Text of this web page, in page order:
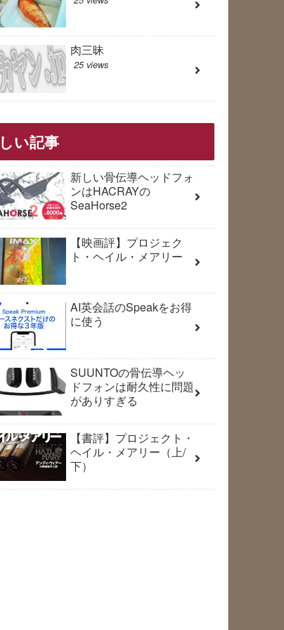
肉三昧
25 views
い記事
新しい骨伝導ヘッドフォ
ンはHACRAYの
SeaHorse2
【映画評】プロジェク
ト・ヘイル・メアリー
AI英会話のSpeakをお得
に使う
SUUNTOの骨伝導ヘッ
ドフォンは耐久性に問題
がありすぎる
【書評】プロジェクト・
ヘイル・メアリー（上/
下）